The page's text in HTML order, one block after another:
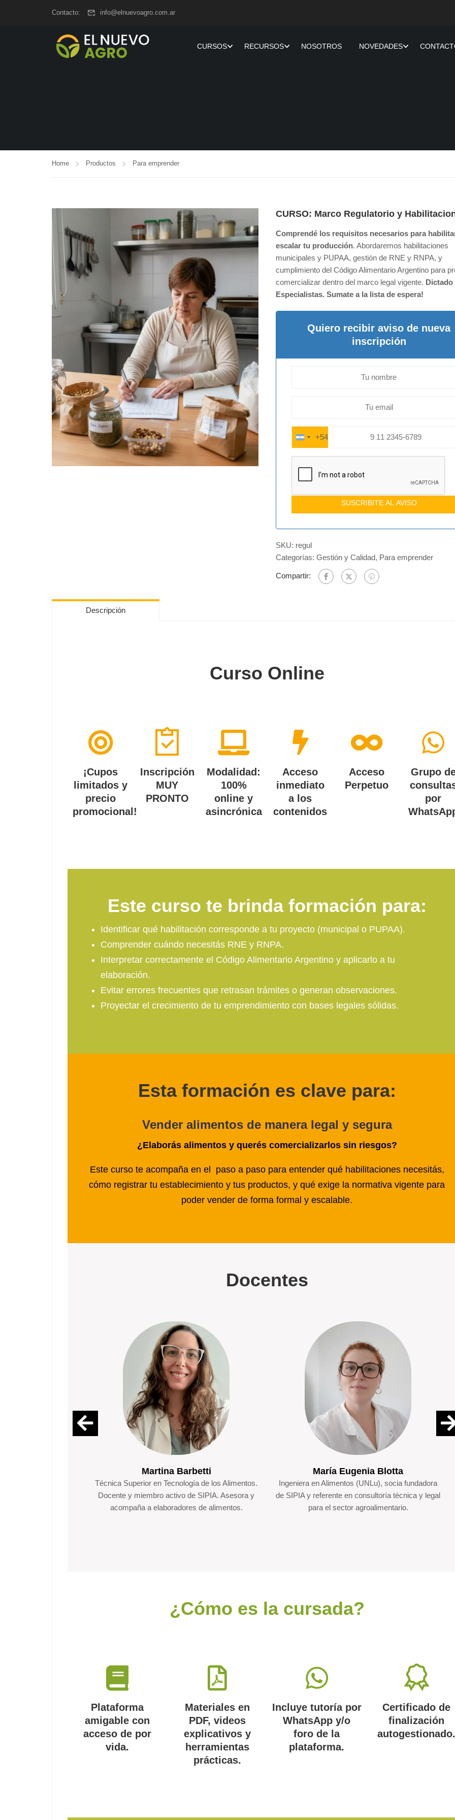
Contacto: info@elnuevoagro.com.ar
CURSOS RECURSOS NOSOTROS NOVEDADES
Home Productos Para emprender
CURSO: Marco Regulatorio y
Comprendé los requisitos necesarios para
escalar tu producción. Abordaremos habilitaciones
municipales y PUPAA, gestión de RNE y RNPA, y
cumplimiento del Código Alimentario Argentino para
comercializar dentro del marco legal vigente. Dictado
Especialistas. Sumate a la lista de espera!
Quiero recibir aviso de nueva
inscripción
ARGENTINA
+54
SUSCRIBITE AL AVISO
SKU: regul
Categorías: Gestión y Calidad, Para emprender
Compartir:
Descripción
Curso Online
¡Cupos
limitados y
precio
promocional!
Inscripción
MUY
PRONTO
Modalidad:
100%
online y
asincrónica
Acceso
inmediato
a los
contenidos
Acceso
Perpetuo
Grupo
por
Este curso te brinda formación para:
Identificar qué habilitación corresponde a tu proyecto (municipal o PUPAA).
Comprender cuándo necesitás RNE y RNPA.
Interpretar correctamente el Código Alimentario Argentino y aplicarlo a tu
elaboración.
Evitar errores frecuentes que retrasan trámites o generan observaciones.
Proyectar el crecimiento de tu emprendimiento con bases legales sólidas.
Esta formación es clave para:
Vender alimentos de manera legal y segura
¿Elaborás alimentos y querés comercializarlos sin riesgos?
Este curso te acompaña en el paso a paso para entender qué habilitaciones necesitás,
cómo registrar tu establecimiento y tus productos, y qué exige la normativa vigente para
poder vender de forma formal y escalable.
Docentes
Martina Barbetti
Técnica Superior en Tecnología de los Alimentos.
Docente y miembro activo de SIPIA. Asesora y
acompaña a elaboradores de alimentos.
María Eugenia Blotta
Ingeniera en Alimentos (UNLu), socia fundadora
de SIPIA y referente en consultoría técnica y legal
para el sector agroalimentario.
¿Cómo es la cursada?
Plataforma
amigable con
acceso de por
vida.
Materiales en
PDF, videos
explicativos y
herramientas
prácticas.
Incluye tutoría por
WhatsApp y/o
foro de la
plataforma.
Certificado de
finalización
autogestionado.